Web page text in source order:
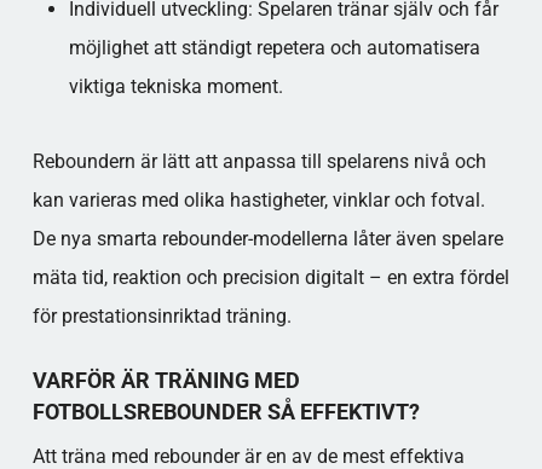
Individuell utveckling: Spelaren tränar själv och får
möjlighet att ständigt repetera och automatisera
viktiga tekniska moment.
Reboundern är lätt att anpassa till spelarens nivå och
kan varieras med olika hastigheter, vinklar och fotval.
De nya smarta rebounder-modellerna låter även spelare
mäta tid, reaktion och precision digitalt – en extra fördel
för prestationsinriktad träning.
VARFÖR ÄR TRÄNING MED
FOTBOLLSREBOUNDER SÅ EFFEKTIVT?
Att träna med rebounder är en av de mest effektiva